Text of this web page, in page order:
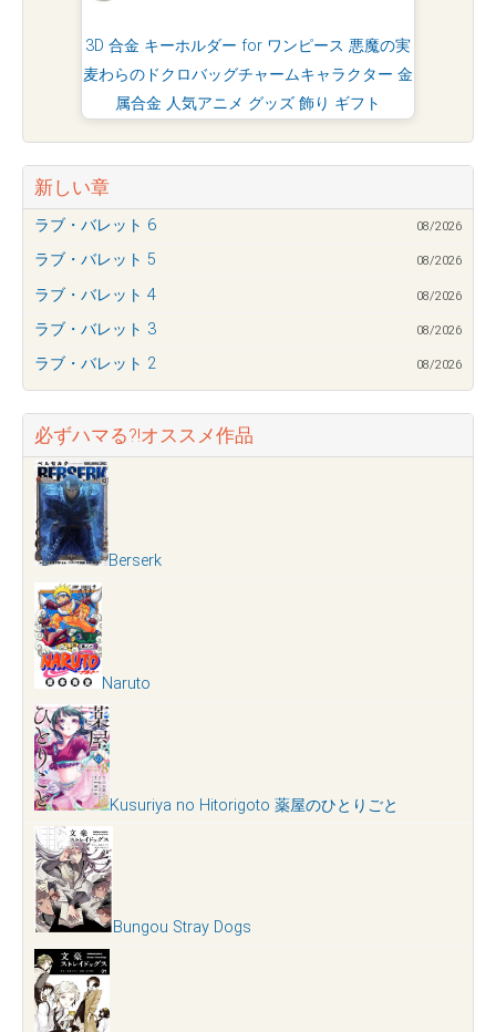
3D 合金 キーホルダー for ワンピース 悪魔の実
麦わらのドクロバッグチャームキャラクター 金
属合金 人気アニメ グッズ 飾り ギフト
新しい章
ラブ・バレット 6 08/2026
ラブ・バレット 5 08/2026
ラブ・バレット 4 08/2026
ラブ・バレット 3 08/2026
ラブ・バレット 2 08/2026
必ずハマる?!オススメ作品
Berserk
Naruto
Kusuriya no Hitorigoto 薬屋のひとりごと
Bungou Stray Dogs